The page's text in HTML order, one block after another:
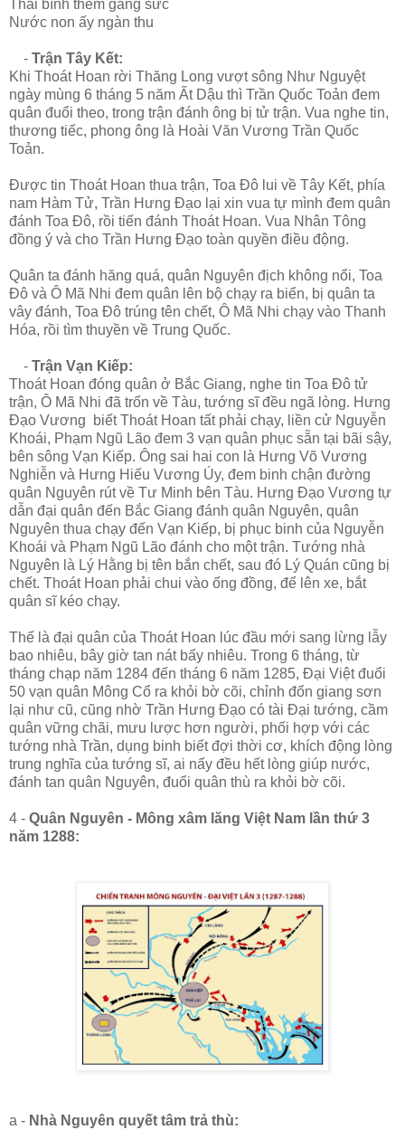
Thái bình thêm gắng sức
Nước non ấy ngàn thu
- Trận Tây Kết:
Khi Thoát Hoan rời Thăng Long vượt sông Như Nguyệt
ngày mùng 6 tháng 5 năm Ất Dậu thì Trần Quốc Toản đem
quân đuổi theo, trong trận đánh ông bị tử trận. Vua nghe tin,
thương tiếc, phong ông là Hoài Văn Vương Trần Quốc
Toản.
Được tin Thoát Hoan thua trận, Toa Đô lui về Tây Kết, phía
nam Hàm Tử, Trần Hưng Đạo lại xin vua tự mình đem quân
đánh Toa Đô, rồi tiến đánh Thoát Hoan. Vua Nhân Tông
đồng ý và cho Trần Hưng Đạo toàn quyền điều động.
Quân ta đánh hăng quá, quân Nguyên địch không nổi, Toa
Đô và Ô Mã Nhi đem quân lên bộ chạy ra biển, bị quân ta
vây đánh, Toa Đô trúng tên chết, Ô Mã Nhi chạy vào Thanh
Hóa, rồi tìm thuyền về Trung Quốc.
- Trận Vạn Kiếp:
Thoát Hoan đóng quân ở Bắc Giang, nghe tin Toa Đô tử
trận, Ô Mã Nhi đã trốn về Tàu, tướng sĩ đều ngã lòng. Hưng
Đạo Vương biết Thoát Hoan tất phải chạy, liền cử Nguyễn
Khoái, Phạm Ngũ Lão đem 3 vạn quân phục sẵn tại bãi sậy,
bên sông Vạn Kiếp. Ông sai hai con là Hưng Võ Vương
Nghiễn và Hưng Hiếu Vương Úy, đem binh chận đường
quân Nguyên rút về Tư Minh bên Tàu. Hưng Đạo Vương tự
dẫn đại quân đến Bắc Giang đánh quân Nguyên, quân
Nguyên thua chạy đến Vạn Kiếp, bị phục binh của Nguyễn
Khoái và Phạm Ngũ Lão đánh cho một trận. Tướng nhà
Nguyên là Lý Hằng bị tên bắn chết, sau đó Lý Quán cũng bị
chết. Thoát Hoan phải chui vào ống đồng, để lên xe, bắt
quân sĩ kéo chạy.
Thế là đại quân của Thoát Hoan lúc đầu mới sang lừng lẫy
bao nhiêu, bây giờ tan nát bấy nhiêu. Trong 6 tháng, từ
tháng chạp năm 1284 đến tháng 6 năm 1285, Đại Việt đuổi
50 vạn quân Mông Cổ ra khỏi bờ cõi, chỉnh đốn giang sơn
lại như cũ, cũng nhờ Trần Hưng Đạo có tài Đại tướng, cầm
quân vững chãi, mưu lược hơn người, phối hợp với các
tướng nhà Trần, dụng binh biết đợi thời cơ, khích động lòng
trung nghĩa của tướng sĩ, ai nấy đều hết lòng giúp nước,
đánh tan quân Nguyên, đuổi quân thù ra khỏi bờ cõi.
4 - Quân Nguyên - Mông xâm lăng Việt Nam lần thứ 3
năm 1288:
a - Nhà Nguyên quyết tâm trả thù: